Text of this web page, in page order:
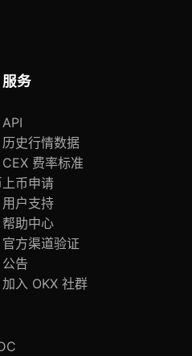
服务
API
历史行情数据
CEX 费率标准
上币申请
用户支持
帮助中心
官方渠道验证
公告
加入 OKX 社群